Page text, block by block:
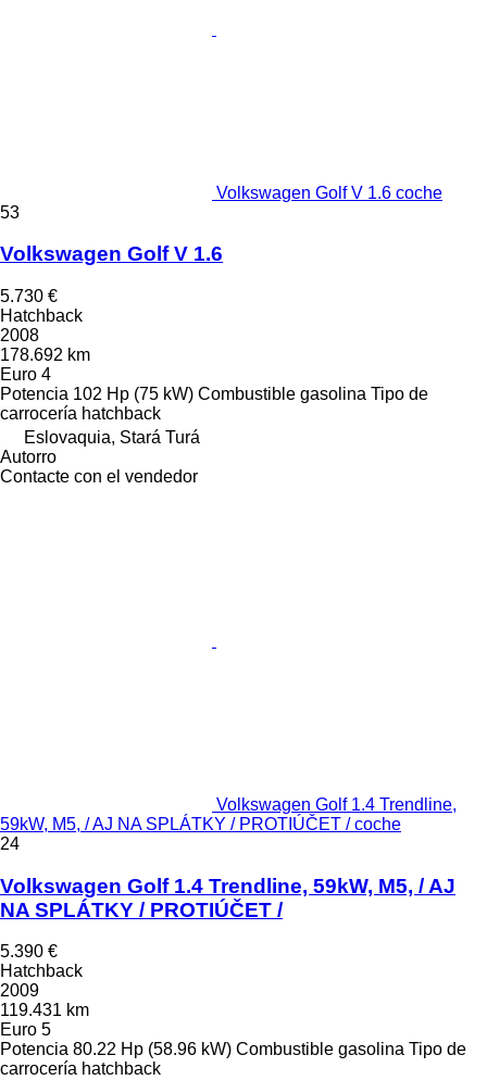
Volkswagen Golf V 1.6 coche
53
Volkswagen Golf V 1.6
5.730 €
Hatchback
2008
178.692 km
Euro 4
Potencia 102 Hp (75 kW) Combustible gasolina Tipo de
carrocería hatchback
Eslovaquia, Stará Turá
Autorro
Contacte con el vendedor
Volkswagen Golf 1.4 Trendline,
59kW, M5, / AJ NA SPLÁTKY / PROTIÚČET / coche
24
Volkswagen Golf 1.4 Trendline, 59kW, M5, / AJ
NA SPLÁTKY / PROTIÚČET /
5.390 €
Hatchback
2009
119.431 km
Euro 5
Potencia 80.22 Hp (58.96 kW) Combustible gasolina Tipo de
carrocería hatchback